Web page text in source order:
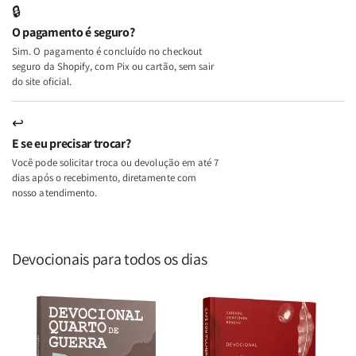
Lar
Lar
🔒
O pagamento é seguro?
Sim. O pagamento é concluído no checkout
seguro da Shopify, com Pix ou cartão, sem sair
do site oficial.
↩
E se eu precisar trocar?
Você pode solicitar troca ou devolução em até 7
dias após o recebimento, diretamente com
nosso atendimento.
Devocionais para todos os dias